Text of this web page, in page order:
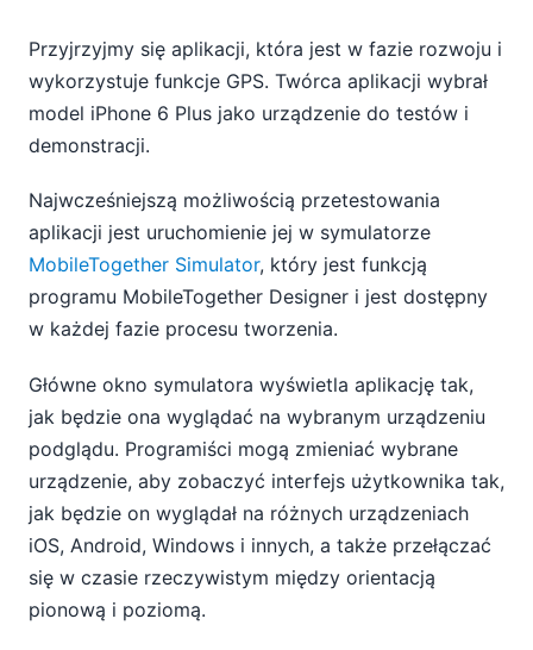
Przyjrzyjmy się aplikacji, która jest w fazie rozwoju i
wykorzystuje funkcje GPS. Twórca aplikacji wybrał
model iPhone 6 Plus jako urządzenie do testów i
demonstracji.
Najwcześniejszą możliwością przetestowania
aplikacji jest uruchomienie jej w symulatorze
MobileTogether Simulator, który jest funkcją
programu MobileTogether Designer i jest dostępny
w każdej fazie procesu tworzenia.
Główne okno symulatora wyświetla aplikację tak,
jak będzie ona wyglądać na wybranym urządzeniu
podglądu. Programiści mogą zmieniać wybrane
urządzenie, aby zobaczyć interfejs użytkownika tak,
jak będzie on wyglądał na różnych urządzeniach
iOS, Android, Windows i innych, a także przełączać
się w czasie rzeczywistym między orientacją
pionową i poziomą.